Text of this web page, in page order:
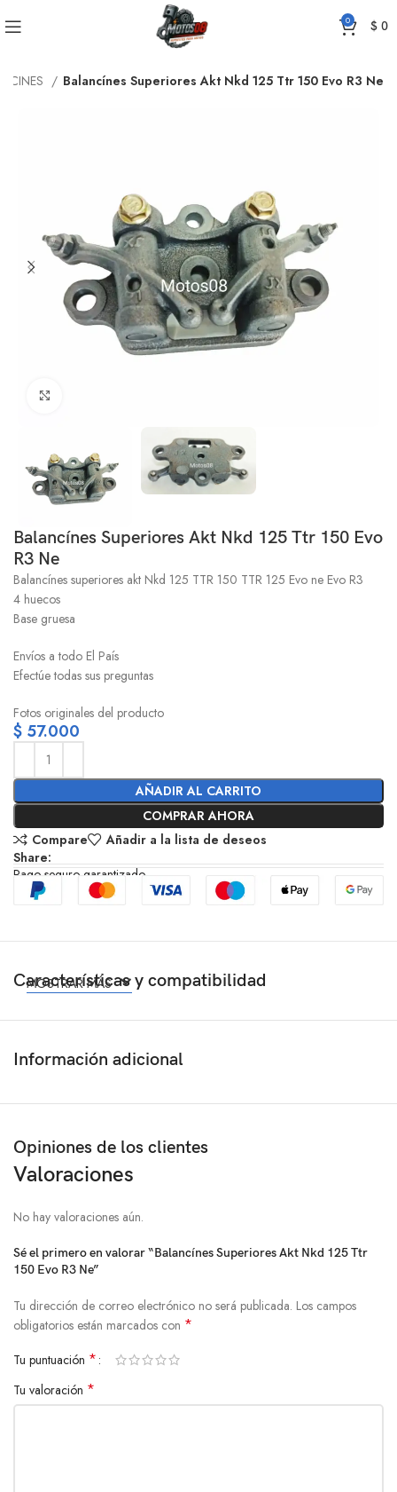
0 $0
Balancínes Superiores Akt Nkd 125 Ttr 150 Evo R3 Ne
Balancínes Superiores Akt Nkd 125 Ttr 150 Evo
R3 Ne
Balancínes superiores akt Nkd 125 TTR 150 TTR 125 Evo ne Evo R3
4 huecos
Base gruesa
Envíos a todo El País
Efectúe todas sus preguntas
Fotos originales del producto
$ 57.000
AÑADIR AL CARRITO
COMPRAR AHORA
Compare
Añadir a la lista de deseos
Share:
Pago seguro garantizado
Características y compatibilidad
MOSTRAR MÁS
Información adicional
Opiniones de los clientes
Valoraciones
No hay valoraciones aún.
Sé el primero en valorar “Balancínes Superiores Akt Nkd 125 Ttr
150 Evo R3 Ne”
Tu dirección de correo electrónico no será publicada. Los campos
obligatorios están marcados con *
Tu puntuación *
Tu valoración *